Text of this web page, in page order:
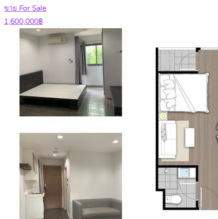
ขาย For Sale
1,600,000฿